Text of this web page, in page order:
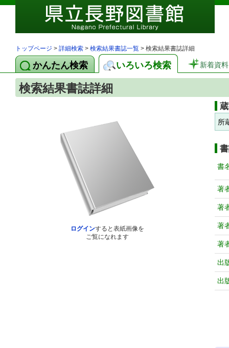
トップページ > 詳細検索 > 検索結果書誌一覧 > 検索結果書誌詳細
かんたん検索 いろいろ検索 新着資料
検索結果書誌詳細
ログインすると表紙画像を
ご覧になれます
所
書
著
著
著
著
出
出